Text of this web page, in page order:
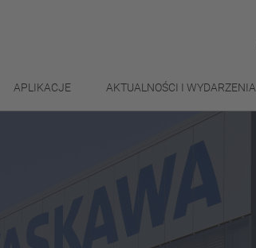
APLIKACJE AKTUALNOŚCI I WYDARZENIA